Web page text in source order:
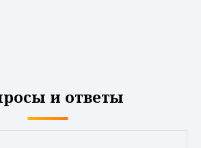
и ответы